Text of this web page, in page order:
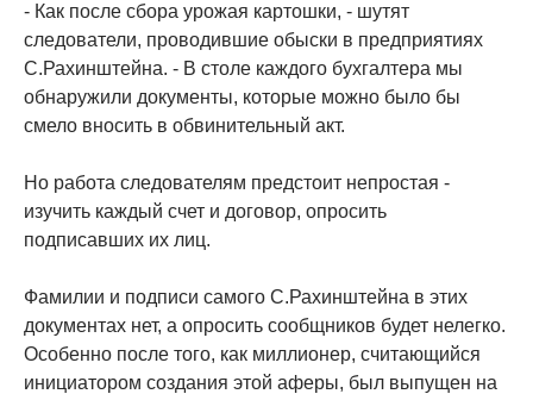
- Как после сбора урожая картошки, - шутят
следователи, проводившие обыски в предприятиях
С.Рахинштейна. - В столе каждого бухгалтера мы
обнаружили документы, которые можно было бы
смело вносить в обвинительный акт.
Но работа следователям предстоит непростая -
изучить каждый счет и договор, опросить
подписавших их лиц.
Фамилии и подписи самого С.Рахинштейна в этих
документах нет, а опросить сообщников будет нелегко.
Особенно после того, как миллионер, считающийся
инициатором создания этой аферы, был выпущен на